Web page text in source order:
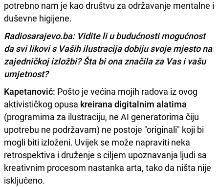
potrebno nam je kao društvu za održavanje mentalne i
duševne higijene.
Radiosarajevo.ba: Vidite li u budućnosti mogućnost
da svi likovi s Vaših ilustracija dobiju svoje mjesto na
zajedničkoj izložbi? Šta bi ona značila za Vas i vašu
umjetnost?
Kapetanović: Pošto je većina mojih radova iz ovog
aktivističkog opusa kreirana digitalnim alatima
(programima za ilustraciju, ne AI generatorima čiju
upotrebu ne podržavam) ne postoje "originali" koji bi
mogli biti izloženi. Uvijek se može napraviti neka
retrospektiva i druženje s ciljem upoznavanja ljudi sa
kreativnim procesom nastanka arta, tako da ništa nije
isključeno.